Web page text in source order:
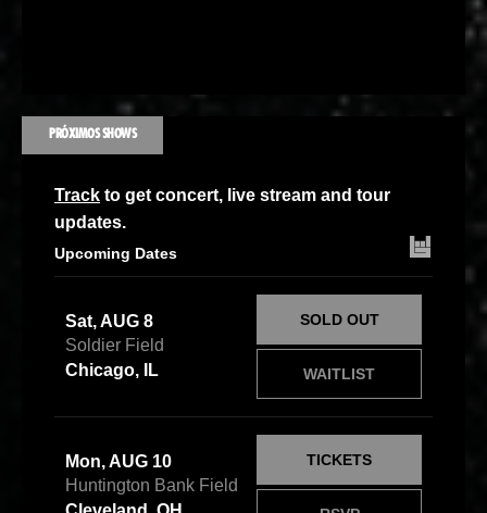
PRÓXIMOS SHOWS
Track to get concert, live stream and tour
updates.
Upcoming Dates
Sat, AUG 8
Soldier Field
Chicago, IL
WAITLIST
SOLD OUT
Mon, AUG 10
Huntington Bank Field
TICKETS